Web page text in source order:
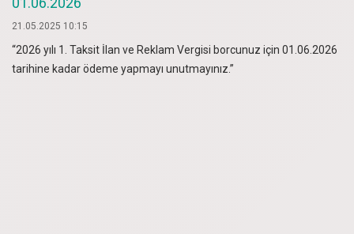
21.05.2025 10:15
“2026 yılı 1. Taksit İlan ve Reklam Vergisi borcunuz için 01.06.2026
tarihine kadar ödeme yapmayı unutmayınız.”